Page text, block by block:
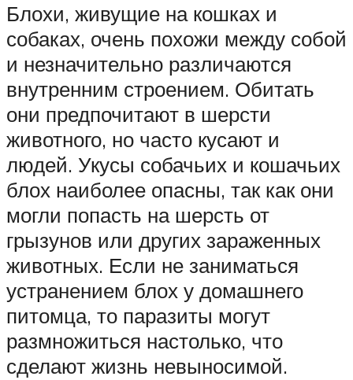
Блохи, живущие на кошках и
собаках, очень похожи между собой
и незначительно различаются
внутренним строением. Обитать
они предпочитают в шерсти
животного, но часто кусают и
людей. Укусы собачьих и кошачьих
блох наиболее опасны, так как они
могли попасть на шерсть от
грызунов или других зараженных
животных. Если не заниматься
устранением блох у домашнего
питомца, то паразиты могут
размножиться настолько, что
сделают жизнь невыносимой.